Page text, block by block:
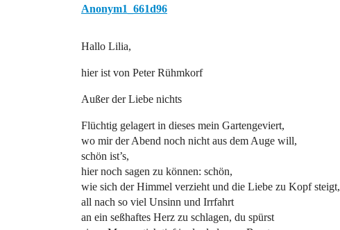
Anonym1_661d96
Hallo Lilia,
hier ist von Peter Rühmkorf
Außer der Liebe nichts
Flüchtig gelagert in dieses mein Gartengeviert,
wo mir der Abend noch nicht aus dem Auge will,
schön ist’s,
hier noch sagen zu können: schön,
wie sich der Himmel verzieht und die Liebe zu Kopf steigt,
all nach so viel Unsinn und Irrfahrt
an ein seßhaftes Herz zu schlagen, du spürst